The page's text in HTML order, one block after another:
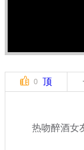
0 顶
热吻醉酒女友